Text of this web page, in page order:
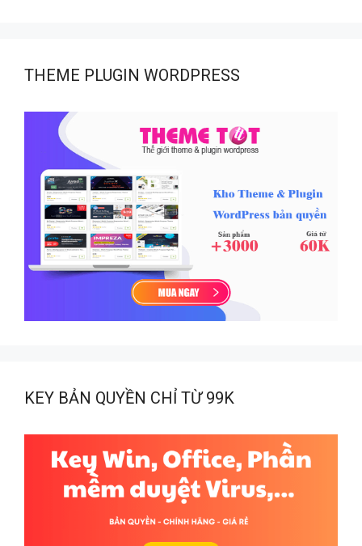
THEME PLUGIN WORDPRESS
KEY BẢN QUYỀN CHỈ TỪ 99K